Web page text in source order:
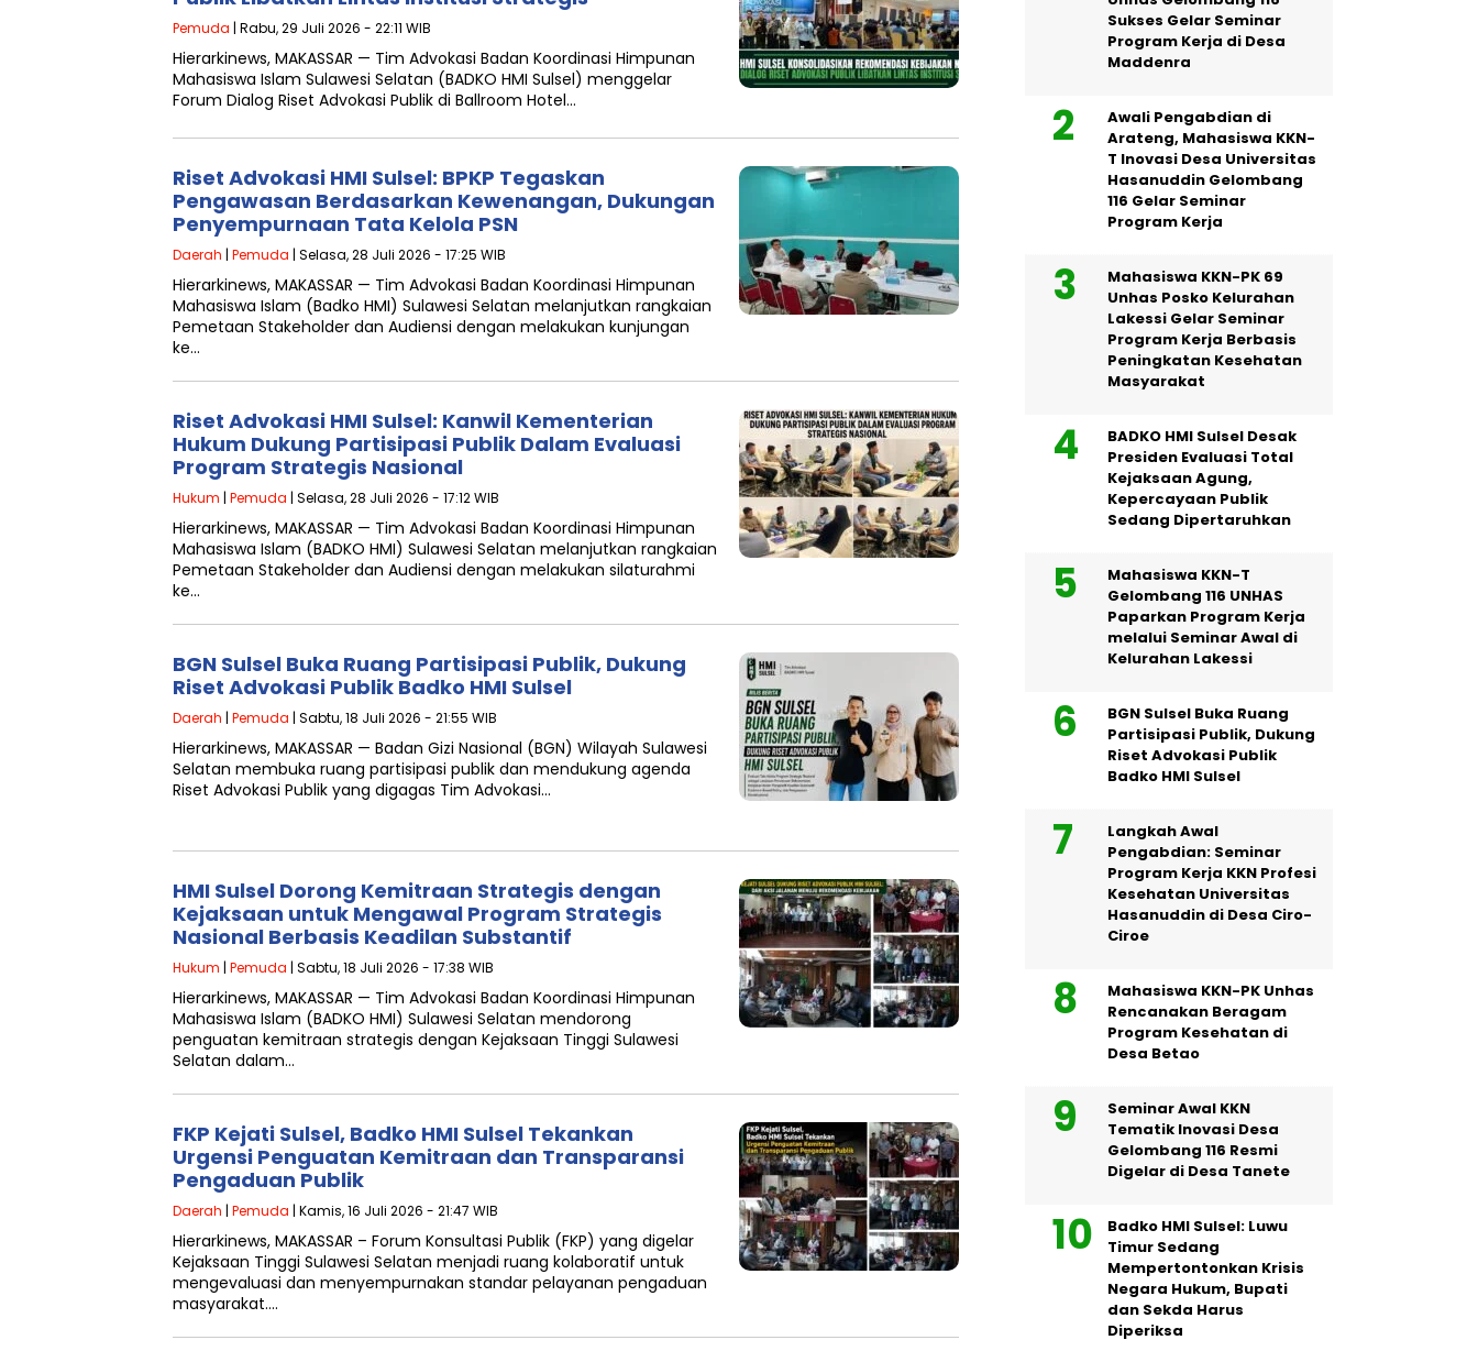
Pemuda | Rabu, 29 Juli 2026 - 22:11 WIB
Hierarkinews, MAKASSAR — Tim Advokasi Badan Koordinasi Himpunan
Mahasiswa Islam Sulawesi Selatan (BADKO HMI Sulsel) menggelar
Forum Dialog Riset Advokasi Publik di Ballroom Hotel…
Riset Advokasi HMI Sulsel: BPKP Tegaskan
Pengawasan Berdasarkan Kewenangan, Dukungan
Penyempurnaan Tata Kelola PSN
Daerah | Pemuda | Selasa, 28 Juli 2026 - 17:25 WIB
Hierarkinews, MAKASSAR — Tim Advokasi Badan Koordinasi Himpunan
Mahasiswa Islam (Badko HMI) Sulawesi Selatan melanjutkan rangkaian
Pemetaan Stakeholder dan Audiensi dengan melakukan kunjungan
ke…
Riset Advokasi HMI Sulsel: Kanwil Kementerian
Hukum Dukung Partisipasi Publik Dalam Evaluasi
Program Strategis Nasional
Hukum | Pemuda | Selasa, 28 Juli 2026 - 17:12 WIB
Hierarkinews, MAKASSAR — Tim Advokasi Badan Koordinasi Himpunan
Mahasiswa Islam (BADKO HMI) Sulawesi Selatan melanjutkan rangkaian
Pemetaan Stakeholder dan Audiensi dengan melakukan silaturahmi
ke…
BGN Sulsel Buka Ruang Partisipasi Publik, Dukung
Riset Advokasi Publik Badko HMI Sulsel
Daerah | Pemuda | Sabtu, 18 Juli 2026 - 21:55 WIB
Hierarkinews, MAKASSAR — Badan Gizi Nasional (BGN) Wilayah Sulawesi
Selatan membuka ruang partisipasi publik dan mendukung agenda
Riset Advokasi Publik yang digagas Tim Advokasi…
HMI Sulsel Dorong Kemitraan Strategis dengan
Kejaksaan untuk Mengawal Program Strategis
Nasional Berbasis Keadilan Substantif
Hukum | Pemuda | Sabtu, 18 Juli 2026 - 17:38 WIB
Hierarkinews, MAKASSAR — Tim Advokasi Badan Koordinasi Himpunan
Mahasiswa Islam (BADKO HMI) Sulawesi Selatan mendorong
penguatan kemitraan strategis dengan Kejaksaan Tinggi Sulawesi
Selatan dalam…
FKP Kejati Sulsel, Badko HMI Sulsel Tekankan
Urgensi Penguatan Kemitraan dan Transparansi
Pengaduan Publik
Daerah | Pemuda | Kamis, 16 Juli 2026 - 21:47 WIB
Hierarkinews, MAKASSAR – Forum Konsultasi Publik (FKP) yang digelar
Kejaksaan Tinggi Sulawesi Selatan menjadi ruang kolaboratif untuk
mengevaluasi dan menyempurnakan standar pelayanan pengaduan
masyarakat….
Sukses Gelar Seminar
Program Kerja di Desa
Maddenra
Awali Pengabdian di
Arateng, Mahasiswa KKN-
T Inovasi Desa Universitas
Hasanuddin Gelombang
116 Gelar Seminar
Program Kerja
Mahasiswa KKN-PK 69
Unhas Posko Kelurahan
Lakessi Gelar Seminar
Program Kerja Berbasis
Peningkatan Kesehatan
Masyarakat
BADKO HMI Sulsel Desak
Presiden Evaluasi Total
Kejaksaan Agung,
Kepercayaan Publik
Sedang Dipertaruhkan
Mahasiswa KKN-T
Gelombang 116 UNHAS
Paparkan Program Kerja
melalui Seminar Awal di
Kelurahan Lakessi
BGN Sulsel Buka Ruang
Partisipasi Publik, Dukung
Riset Advokasi Publik
Badko HMI Sulsel
Langkah Awal
Pengabdian: Seminar
Program Kerja KKN Profesi
Kesehatan Universitas
Hasanuddin di Desa Ciro-
Ciroe
Mahasiswa KKN-PK Unhas
Rencanakan Beragam
Program Kesehatan di
Desa Betao
Seminar Awal KKN
Tematik Inovasi Desa
Gelombang 116 Resmi
Digelar di Desa Tanete
Badko HMI Sulsel: Luwu
Timur Sedang
Mempertontonkan Krisis
Negara Hukum, Bupati
dan Sekda Harus
Diperiksa